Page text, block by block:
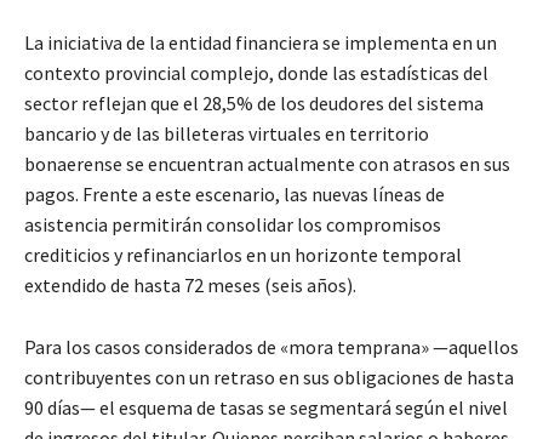
La iniciativa de la entidad financiera se implementa en un
contexto provincial complejo, donde las estadísticas del
sector reflejan que el 28,5% de los deudores del sistema
bancario y de las billeteras virtuales en territorio
bonaerense se encuentran actualmente con atrasos en sus
pagos. Frente a este escenario, las nuevas líneas de
asistencia permitirán consolidar los compromisos
crediticios y refinanciarlos en un horizonte temporal
extendido de hasta 72 meses (seis años).
Para los casos considerados de «mora temprana» —aquellos
contribuyentes con un retraso en sus obligaciones de hasta
90 días— el esquema de tasas se segmentará según el nivel